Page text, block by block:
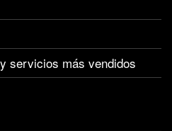
servicios más vendidos